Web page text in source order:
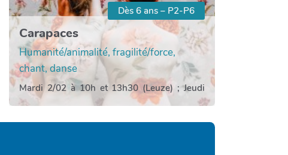
Carapaces
Humanité/animalité, fragilité/force,
chant, danse
Mardi 2/02 à 10h et 13h30 (Leuze) ; Jeudi
4/02 à 10h et 13h30 (Entité) ; Vendredi 5/02
Dès 6 ans – P2-P6